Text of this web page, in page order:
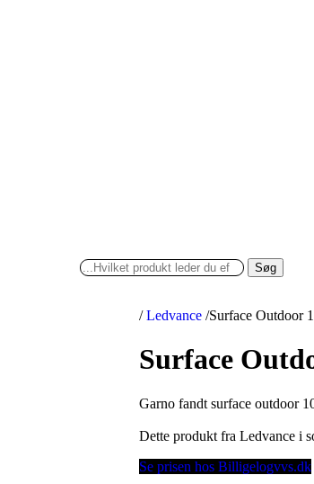
Søg
/ Ledvance /Surface Outdoor
Surface
Garno fandt surface outdoor
Dette produkt fra Ledvance i
Se prisen hos Billigelogvvs.dk